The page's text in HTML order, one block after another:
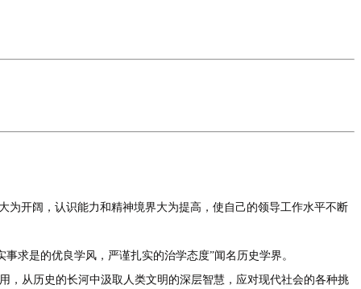
为开阔，认识能力和精神境界大为提高，使自己的领导工作水平不断
求是的优良学风，严谨扎实的治学态度”闻名历史学界。
，从历史的长河中汲取人类文明的深层智慧，应对现代社会的各种挑